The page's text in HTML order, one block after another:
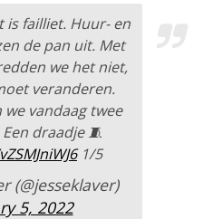
is failliet. Huur- en
de pan uit. Met
we het niet,
veranderen.
vandaag twee
draadje 🧵
1/5
(@jesseklaver)
5, 2022